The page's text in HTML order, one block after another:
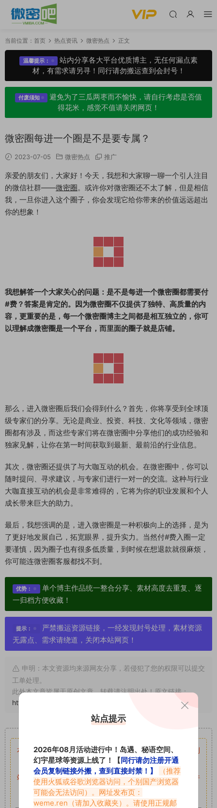
当前位置： 首页 热点资讯 微密热点 正文
温馨提示：
站内分享各大平台优质博主，无任何漏点素
材，有需求请另寻！同行请勿搬运查到会封号！
付废须知
避免为了三瓜两枣而不愉快，请自行考虑是否值
得花米，感觉不值请关闭网页！
微密圈每进一个圈是不是要专属？
2023-07-05 微密热点 推广
亲爱的朋友们，大家好！今天，我想和大家聊一聊一个引人注目
的微信社群——微密圈。或许你对微密圈还不太了解，但是相信
我，一旦你进入这个圈子，你会发现它给你带来的价值远远超出
你的想象！
我想解答一个大家关心的问题：是不是每进一个微密圈都需要付
#费？答案是肯定的。因为微密圈不仅提供了独特、高质量的内
容，更重要的是，每一个微密圈博主之间都是相互独立的，你可
以理解成微密圈是一个平台，而里面的圈子就是店铺。
那么，进入微密圈后我们会得到什么？首先，你将享受到全球顶
级专家们的分享。无论是商业、投资、科技、文化等领域，微密
圈都有涉及，而这些专家们将在微密圈中分享他们的成功经验和
独家见解，让你在第一时间获取到最新、最前沿的行业信息。
其次，微密圈还提供了与大咖互动的机会。在微密圈中，你可以
随时提问、寻求建议，与专家们进行一对一的交流。这种与行业
大咖直接互动的机会是非常难得的，它将为你的职业发展和个人
成长带来巨大的助力。
最后，我想强调的是，进入微密圈是一种积极向上的选择，是为
了更好地发展自己，拓宽眼界，提升实力。当然付#费入圈一定
要谨慎，因为圈子也有很多低质量，到时候在想退款就很麻烦，
你可能连微密圈客服都找不到。
优势：
单个博主作品统一整合分享、素材高度去重复、逐
一归档方便收藏！
提示：
严禁搬运资源链接，一经发现封号处理，素材资源
无露点、需求请绕道，关闭本站网页！
申明：本文资源均来源网友分享，若侵犯了您的权限可以提交
工单处理。
此外本文章皆属于原创文章，转载请注明出处！原文链接：
https://abcjyw.com/1825.html
重要声明
本站资源均来自网络分享，如有侵犯你的权益请私信留言
收到
留言后，我们会第一时间进行审核后删除。
站内资源为网友个人学习或测试研究使用，未经原版权作者许
可,禁止用于任何商业途径！请在下载24小时内删除！
站点提示
2026年08月活动进行中！岛遇、秘语空间、
幻宇星球等资源上线了！【同行请勿注册开通
会员复制链接外搬，查到直接封禁！】
（推荐
使用火狐或谷歌浏览器访问，个别国产浏览器
可能会无法访问）。网址发布页：
weme.ren （请加入收藏夹）。请使用正规邮